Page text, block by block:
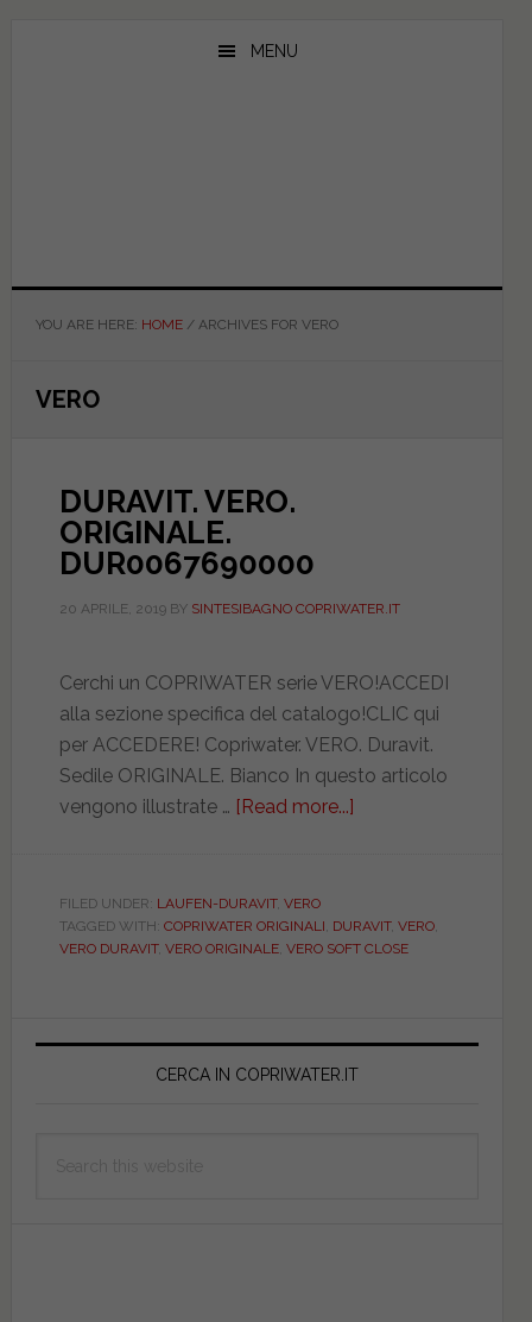
MENU
YOU ARE HERE: HOME /ARCHIVES FOR VERO
VERO
DURAVIT. VERO.
ORIGINALE.
DUR0067690000
20 APRILE, 2019BY SINTESIBAGNO COPRIWATER.IT
Cerchi un COPRIWATER serie VERO!ACCEDI
alla sezione specifica del catalogo!CLIC qui
per ACCEDERE! Copriwater. VERO. Duravit.
Sedile ORIGINALE. Bianco In questo articolo
vengono illustrate … [Read more...]
DUR0067690000
FILED UNDER: LAUFEN-DURAVIT, VERO
TAGGED WITH: COPRIWATER ORIGINALI, DURAVIT, VERO,
VERO DURAVIT, VERO ORIGINALE, VERO SOFT CLOSE
Primary
CERCA IN COPRIWATER.IT